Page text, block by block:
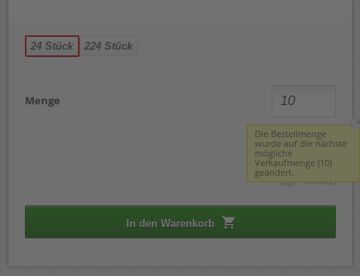
24 Stück 224 Stück
Menge
2,49 €
(zzgl. 19% Mwst.)
In den Warenkorb
Die Bestellmenge
wurde auf die nächste
mögliche
Verkaufmenge (10)
geändert.
×